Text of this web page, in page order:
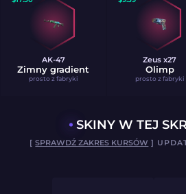
AK-47
Zimny gradient
prosto z fabryki
Zeus x27
Olimp
prosto z fabryki
SKINY W TEJ
[SPRAWDŹ ZAKRES KURSÓW ]